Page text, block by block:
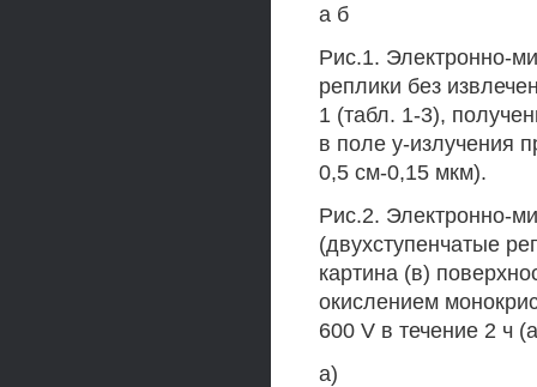
а б
Рис.1. Электронно-
реплики без
1 (табл. 1-3),
в поле у-излучения
0,5 см-0,15 мкм).
Рис.2. Электронно-
(двухступенчатые
картина (в)
окислением
600 V в течение 2 ч
а)